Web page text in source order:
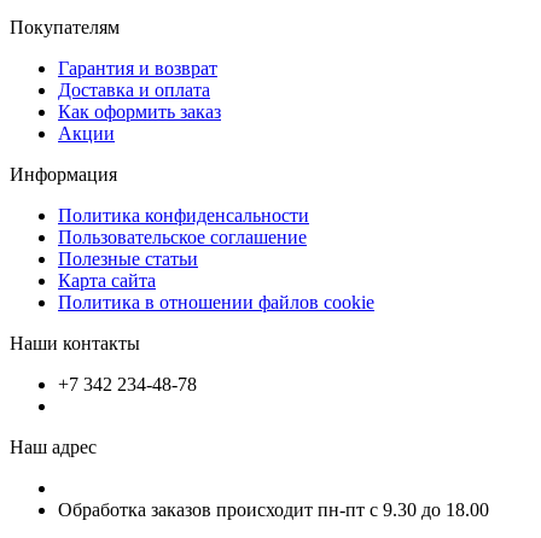
Покупателям
Гарантия и возврат
Доставка и оплата
Как оформить заказ
Акции
Информация
Политика конфиденсальности
Пользовательское соглашение
Полезные статьи
Карта сайта
Политика в отношении файлов cookie
Наши контакты
+7 342 234-48-78
Наш адрес
Обработка заказов происходит пн-пт с 9.30 до 18.00